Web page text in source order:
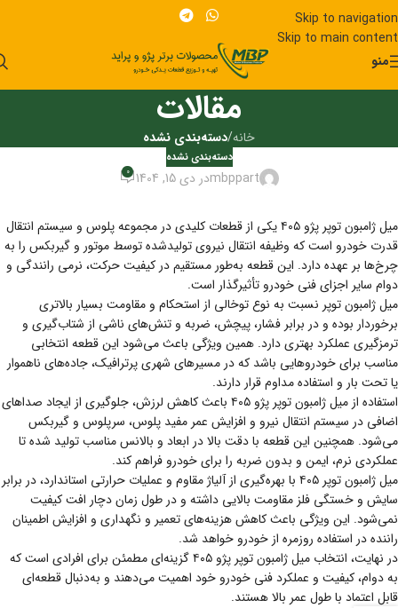
Skip to navigation
Skip to main content
منو
مقالات
خانه/دسته‌بندی نشده
دسته‌بندی نشده
mbppartدر دی 15, 1404 0
میل ژامبون توپر پژو ۴۰۵ یکی از قطعات کلیدی در مجموعه پلوس و سیستم انتقال
قدرت خودرو است که وظیفه انتقال نیروی تولیدشده توسط موتور و گیربکس را به
چرخ‌ها بر عهده دارد. این قطعه به‌طور مستقیم در کیفیت حرکت، نرمی رانندگی و
دوام سایر اجزای فنی خودرو تأثیرگذار است.
میل ژامبون توپر نسبت به نوع توخالی از استحکام و مقاومت بسیار بالاتری
برخوردار بوده و در برابر فشار، پیچش، ضربه و تنش‌های ناشی از شتاب‌گیری و
ترمزگیری عملکرد بهتری دارد. همین ویژگی باعث می‌شود این قطعه انتخابی
مناسب برای خودروهایی باشد که در مسیرهای شهری پرترافیک، جاده‌های ناهموار
یا تحت بار و استفاده مداوم قرار دارند.
استفاده از میل ژامبون توپر پژو ۴۰۵ باعث کاهش لرزش، جلوگیری از ایجاد صداهای
اضافی در سیستم انتقال نیرو و افزایش عمر مفید پلوس، سرپلوس و گیربکس
می‌شود. همچنین این قطعه با دقت بالا در ابعاد و بالانس مناسب تولید شده تا
عملکردی نرم، ایمن و بدون ضربه را برای خودرو فراهم کند.
میل ژامبون توپر ۴۰۵ با بهره‌گیری از آلیاژ مقاوم و عملیات حرارتی استاندارد، در برابر
سایش و خستگی فلز مقاومت بالایی داشته و در طول زمان دچار افت کیفیت
نمی‌شود. این ویژگی باعث کاهش هزینه‌های تعمیر و نگهداری و افزایش اطمینان
راننده در استفاده روزمره از خودرو خواهد شد.
در نهایت، انتخاب میل ژامبون توپر پژو ۴۰۵ گزینه‌ای مطمئن برای افرادی است که
به دوام، کیفیت و عملکرد فنی خودرو خود اهمیت می‌دهند و به‌دنبال قطعه‌ای
قابل اعتماد با طول عمر بالا هستند.